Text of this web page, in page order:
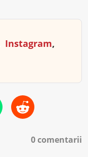
Instagram,
0 comentarii